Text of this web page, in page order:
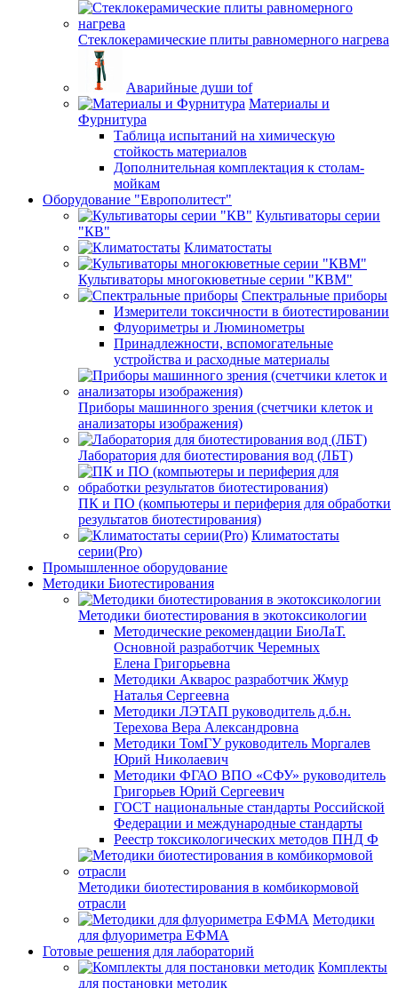
Стеклокерамические плиты равномерного нагрева
Аварийные души tof
Материалы и
Фурнитура
Таблица испытаний на химическую
стойкость материалов
Дополнительная комплектация к столам-
мойкам
Оборудование "Европолитест"
Культиваторы серии
"КВ"
Климатостаты
Культиваторы многокюветные серии "КВМ"
Спектральные приборы
Измерители токсичности в биотестировании
Флуориметры и Люминометры
Принадлежности, вспомогательные
устройства и расходные материалы
Приборы машинного зрения (счетчики клеток и
анализаторы изображения)
Лаборатория для биотестирования вод (ЛБТ)
ПК и ПО (компьютеры и периферия для обработки
результатов биотестирования)
Климатостаты
серии(Pro)
Промышленное оборудование
Методики Биотестирования
Методики биотестирования в экотоксикологии
Методические рекомендации БиоЛаТ.
Основной разработчик Черемных
Елена Григорьевна
Методики Акварос разработчик Жмур
Наталья Сергеевна
Методики ЛЭТАП руководитель д.б.н.
Терехова Вера Александровна
Методики ТомГУ руководитель Моргалев
Юрий Николаевич
Методики ФГАО ВПО «СФУ» руководитель
Григорьев Юрий Сергеевич
ГОСТ национальные стандарты Российской
Федерации и международные стандарты
Реестр токсикологических методов ПНД Ф
Методики биотестирования в комбикормовой
отрасли
Методики
для флуориметра ЕФМА
Готовые решения для лабораторий
Комплекты
для постановки методик